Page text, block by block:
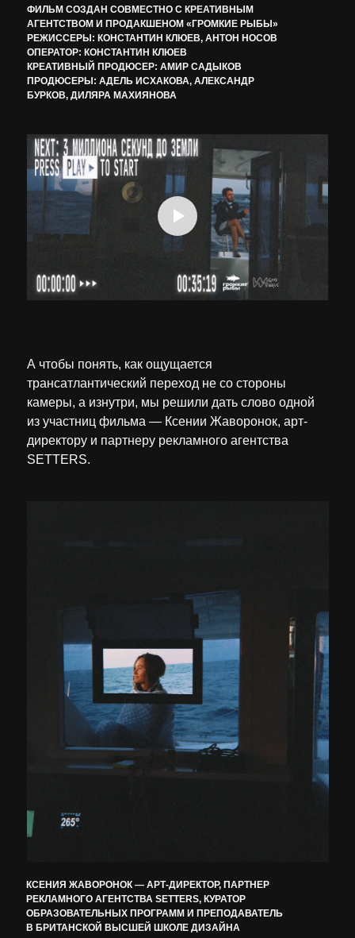
ФИЛЬМ СОЗДАН СОВМЕСТНО С КРЕАТИВНЫМ
АГЕНТСТВОМ И ПРОДАКШЕНОМ «ГРОМКИЕ РЫБЫ»
РЕЖИССЕРЫ: КОНСТАНТИН КЛЮЕВ, АНТОН НОСОВ
ОПЕРАТОР: КОНСТАНТИН КЛЮЕВ
КРЕАТИВНЫЙ ПРОДЮСЕР: АМИР САДЫКОВ
ПРОДЮСЕРЫ: АДЕЛЬ ИСХАКОВА, АЛЕКСАНДР
БУРКОВ, ДИЛЯРА МАХИЯНОВА
А чтобы понять, как ощущается
трансатлантический переход не со стороны
камеры, а изнутри, мы решили дать слово одной
из участниц фильма — Ксении Жаворонок, арт-
директору и партнеру рекламного агентства
SETTERS.
КСЕНИЯ ЖАВОРОНОК — АРТ-ДИРЕКТОР, ПАРТНЕР
РЕКЛАМНОГО АГЕНТСТВА SETTERS, КУРАТОР
ОБРАЗОВАТЕЛЬНЫХ ПРОГРАММ И ПРЕПОДАВАТЕЛЬ
В БРИТАНСКОЙ ВЫСШЕЙ ШКОЛЕ ДИЗАЙНА